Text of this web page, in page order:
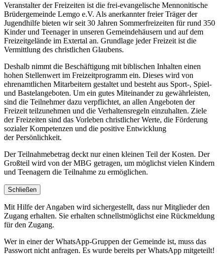
Veranstalter der Freizeiten ist die frei-evangelische Mennonitische
Brüdergemeinde Lemgo e.V. Als anerkannter freier Träger der
Jugendhilfe bieten wir seit 30 Jahren Sommerfreizeiten für rund 350
Kinder und Teenager in unseren Gemeindehäusern und auf dem
Freizeitgelände im Extertal an. Grundlage jeder Freizeit ist die
Vermittlung des christlichen Glaubens.
Deshalb nimmt die Beschäftigung mit biblischen Inhalten einen
hohen Stellenwert im Freizeitprogramm ein. Dieses wird von
ehrenamtlichen Mitarbeitern gestaltet und besteht aus Sport-, Spiel-
und Bastelangeboten. Um ein gutes Miteinander zu gewährleisten,
sind die Teilnehmer dazu verpflichtet, an allen Angeboten der
Freizeit teilzunehmen und die Verhaltensregeln einzuhalten. Ziele
der Freizeiten sind das Vorleben christlicher Werte, die Förderung
sozialer Kompetenzen und die positive Entwicklung
der Persönlichkeit.
Der Teilnahmebetrag deckt nur einen kleinen Teil der Kosten. Der
Großteil wird von der MBG getragen, um möglichst vielen Kindern
und Teenagern die Teilnahme zu ermöglichen.
Schließen
Mit Hilfe der Angaben wird sichergestellt, dass nur Mitglieder den
Zugang erhalten. Sie erhalten schnellstmöglichst eine Rückmeldung
für den Zugang.
Wer in einer der WhatsApp-Gruppen der Gemeinde ist, muss das
Passwort nicht anfragen. Es wurde bereits per WhatsApp mitgeteilt!